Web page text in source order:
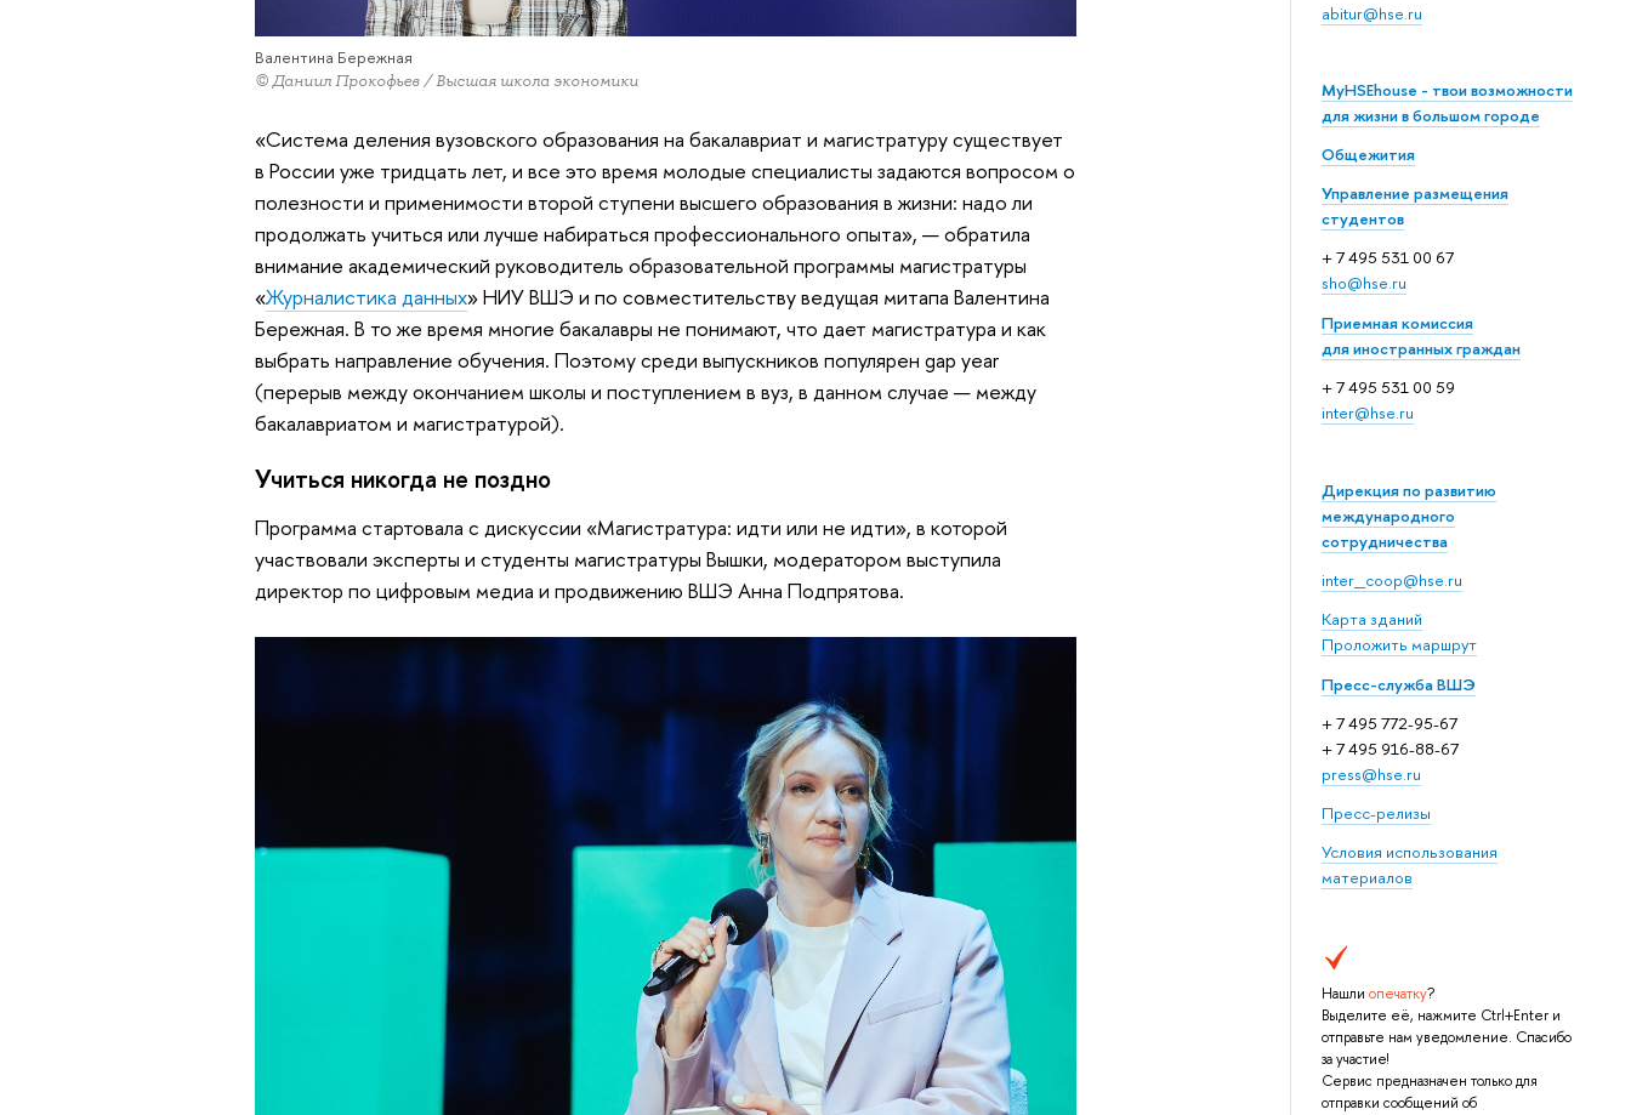
abitur@hse.ru
MyHSEhouse - твои возможности
для жизни в большом городе
Общежития
Управление размещения
студентов
+ 7 495 531 00 67
sho@hse.ru
Приемная комиссия
для иностранных граждан
+ 7 495 531 00 59
inter@hse.ru
Дирекция по развитию
международного
сотрудничества
inter_coop@hse.ru
Карта зданий
Проложить маршрут
Пресс-служба ВШЭ
+ 7 495 772-95-67
+ 7 495 916-88-67
press@hse.ru
Пресс-релизы
Условия использования
материалов
Нашли опечатку?
Выделите её, нажмите Ctrl+Enter и
отправьте нам уведомление. Спасибо
за участие!
Сервис предназначен только для
отправки сообщений об
Валентина Бережная
© Даниил Прокофьев / Высшая школа экономики
«Система деления вузовского образования на бакалавриат и магистратуру существует
в России уже тридцать лет, и все это время молодые специалисты задаются вопросом о
полезности и применимости второй ступени высшего образования в жизни: надо ли
продолжать учиться или лучше набираться профессионального опыта», — обратила
внимание академический руководитель образовательной программы магистратуры
«Журналистика данных» НИУ ВШЭ и по совместительству ведущая митапа Валентина
Бережная. В то же время многие бакалавры не понимают, что дает магистратура и как
выбрать направление обучения. Поэтому среди выпускников популярен gap year
(перерыв между окончанием школы и поступлением в вуз, в данном случае — между
бакалавриатом и магистратурой).
Учиться никогда не поздно
Программа стартовала с дискуссии «Магистратура: идти или не идти», в которой
участвовали эксперты и студенты магистратуры Вышки, модератором выступила
директор по цифровым медиа и продвижению ВШЭ Анна Подпрятова.